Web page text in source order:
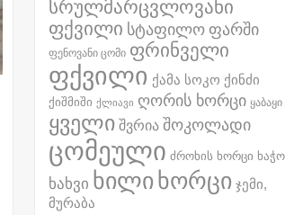
სრულმარცვლოვანი
ფქვილი სტაფილო ფარში
ფენოვანი ცომი ფრინველი
ფქვილი ქამა სოკო ქინძი
ქიშმიში ქლიავი ღორის ხორცი ყაბაყი
ყველი შვრია შოკოლადი
ცომეული ძროხის ხორცი ხაჭო
ხახვი ხილი ხორცი ჯემი,
მურაბა